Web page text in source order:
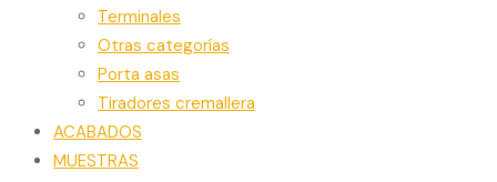
Terminales
Otras categorías
Porta asas
Tiradores cremallera
ACABADOS
MUESTRAS